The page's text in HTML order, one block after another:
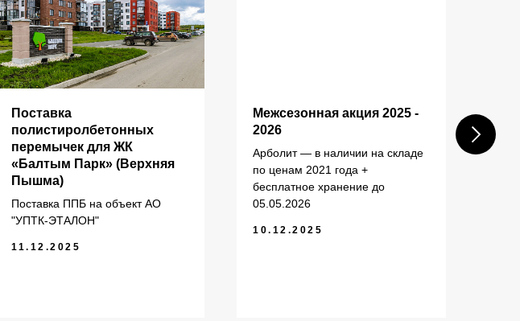
Поставка
полистиролбетонных
перемычек для ЖК
«Балтым Парк» (Верхняя
Пышма)
Поставка ППБ на объект АО
"УПТК-ЭТАЛОН"
11.12.2025
Межсезонная акция 2025 -
2026
Арболит — в наличии на складе
по ценам 2021 года +
бесплатное хранение до
05.05.2026
10.12.2025
Политика конфиденциальности
Екатеринбург, Гурзуфская 44
+7 (343) 227-22-20
info@1uzst.ru
Главная
О компании
Каталог